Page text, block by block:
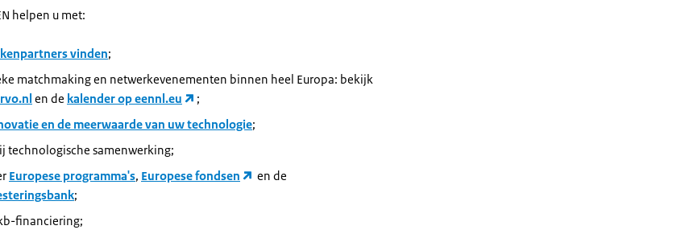
helpen u met:
vinden;
matchmaking en netwerkevenementen binnen heel Europa: bekijk
en de kalender op eennl.eu
;
en de meerwaarde van uw technologie;
technologische samenwerking;
Europese programma's, Europese fondsen
en de
;
financiering;